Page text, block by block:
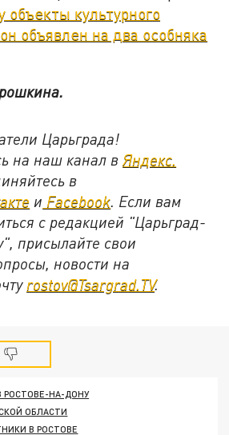
объекты культурного
объявлен на два особняка
Царьграда!
на наш канал вЯндекс.
в
и Facebook. Если вам
с редакцией "Царьград-
присылайте свои
новости на
rostov@Tsargrad.TV.
РОСТОВЕ-НА-ДОНУ
ОБЛАСТИ
В РОСТОВЕ